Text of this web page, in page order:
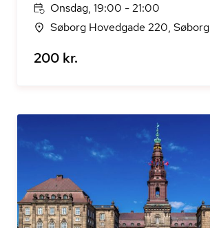
Onsdag, 19:00 - 21:00
Søborg Hovedgade 220, Søborg
200 kr.